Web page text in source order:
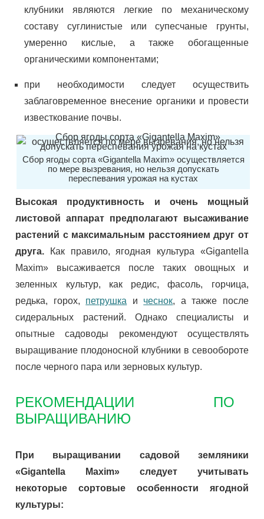
клубники являются легкие по механическому
составу суглинистые или супесчаные грунты,
умеренно кислые, а также обогащенные
органическими компонентами;
при необходимости следует осуществить
заблаговременное внесение органики и провести
известкование почвы.
Сбор ягоды сорта «Gigantella Maxim» осуществляется
по мере вызревания, но нельзя допускать
переспевания урожая на кустах
Высокая продуктивность и очень мощный
листовой аппарат предполагают высаживание
растений с максимальным расстоянием друг от
друга. Как правило, ягодная культура «Gigantella
Maxim» высаживается после таких овощных и
зеленных культур, как редис, фасоль, горчица,
редька, горох, петрушка и чеснок, а также после
сидеральных растений. Однако специалисты и
опытные садоводы рекомендуют осуществлять
выращивание плодоносной клубники в севообороте
после черного пара или зерновых культур.
РЕКОМЕНДАЦИИ ПО
ВЫРАЩИВАНИЮ
При выращивании садовой земляники
«Gigantella Maxim» следует учитывать
некоторые сортовые особенности ягодной
культуры: